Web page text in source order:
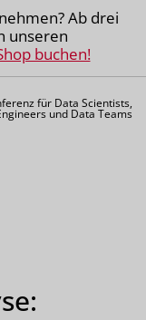
Ab drei
unseren
buchen!
für Data Scientists,
und Data Teams